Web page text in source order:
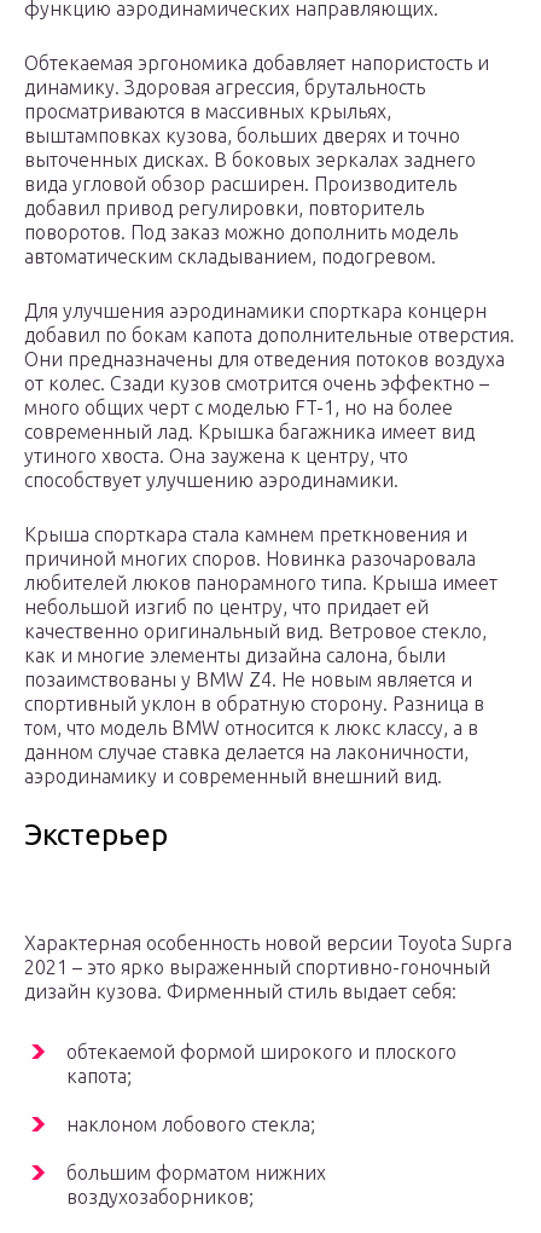
функцию аэродинамических направляющих.
Обтекаемая эргономика добавляет напористость и
динамику. Здоровая агрессия, брутальность
просматриваются в массивных крыльях,
выштамповках кузова, больших дверях и точно
выточенных дисках. В боковых зеркалах заднего
вида угловой обзор расширен. Производитель
добавил привод регулировки, повторитель
поворотов. Под заказ можно дополнить модель
автоматическим складыванием, подогревом.
Для улучшения аэродинамики спорткара концерн
добавил по бокам капота дополнительные отверстия.
Они предназначены для отведения потоков воздуха
от колес. Сзади кузов смотрится очень эффектно –
много общих черт с моделью FT-1, но на более
современный лад. Крышка багажника имеет вид
утиного хвоста. Она заужена к центру, что
способствует улучшению аэродинамики.
Крыша спорткара стала камнем преткновения и
причиной многих споров. Новинка разочаровала
любителей люков панорамного типа. Крыша имеет
небольшой изгиб по центру, что придает ей
качественно оригинальный вид. Ветровое стекло,
как и многие элементы дизайна салона, были
позаимствованы у BMW Z4. Не новым является и
спортивный уклон в обратную сторону. Разница в
том, что модель BMW относится к люкс классу, а в
данном случае ставка делается на лаконичности,
аэродинамику и современный внешний вид.
Экстерьер
Характерная особенность новой версии Toyota Supra
2021 – это ярко выраженный спортивно-гоночный
дизайн кузова. Фирменный стиль выдает себя:
обтекаемой формой широкого и плоского
капота;
наклоном лобового стекла;
большим форматом нижних
воздухозаборников;